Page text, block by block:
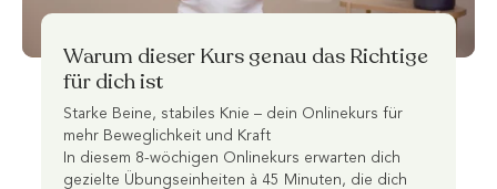
Warum dieser Kurs genau das Richtige
für dich ist
Starke Beine, stabiles Knie – dein Onlinekurs für
mehr Beweglichkeit und Kraft
In diesem 8-wöchigen Onlinekurs erwarten dich
gezielte Übungseinheiten à 45 Minuten, die dich